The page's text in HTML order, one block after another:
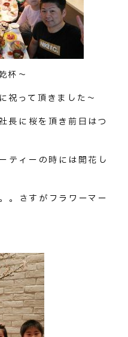
杯～
祝って頂きました～
長に桜を頂き前日はつ
ティーの時には開花し
。さすがフラワーマー